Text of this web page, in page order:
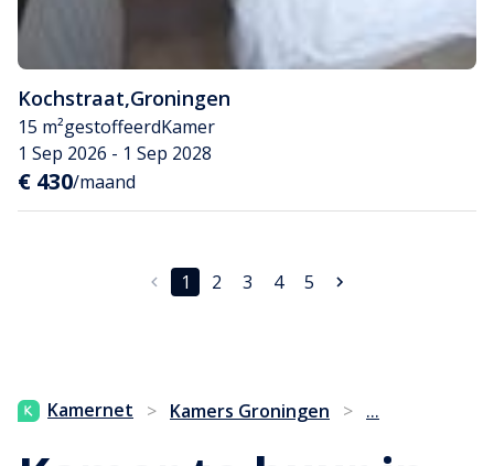
Kochstraat,Groningen
15 m²gestoffeerdKamer
1 Sep 2026 - 1 Sep 2028
€ 430/maand
1 2 3 4 5
Kamernet > Kamers Groningen > ...